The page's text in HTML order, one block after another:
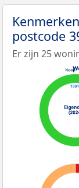
postcode
Er zijn 25